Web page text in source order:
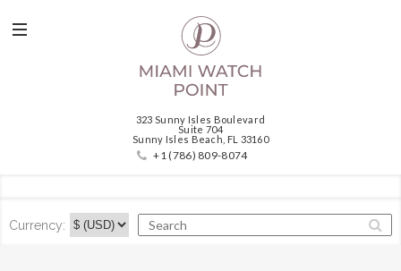
323 Sunny Isles Boulevard
Suite 704
Sunny Isles Beach, FL 33160
+1 (786) 809-8074
Currency: